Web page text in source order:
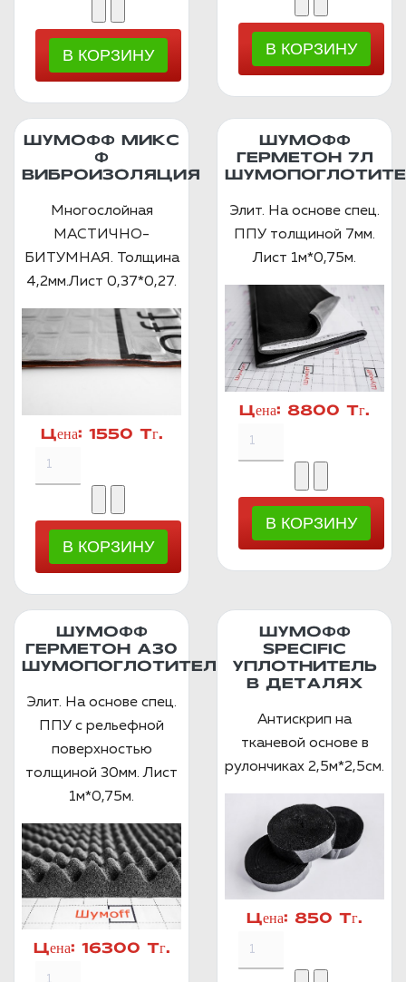
ШУМОФФ МИКС
Ф
ВИБРОИЗОЛЯЦИЯ
Многослойная
МАСТИЧНО-
БИТУМНАЯ. Толщина
4,2мм.Лист 0,37*0,27.
Цена: 1550 Тг.
ШУМОФФ
ГЕРМЕТОН 7Л
Элит. На основе спец.
ППУ толщиной 7мм.
Лист 1м*0,75м.
Цена: 8800 Тг.
ШУМОФФ
ГЕРМЕТОН А30
ШУМОПОГЛОТИТЕЛЬ
Элит. На основе спец.
ППУ с рельефной
поверхностью
толщиной 30мм. Лист
1м*0,75м.
Цена: 16300 Тг.
ШУМОФФ
SPECIFIC
УПЛОТНИТЕЛЬ
В ДЕТАЛЯХ
Антискрип на
тканевой основе в
рулончиках 2,5м*2,5см.
Цена: 850 Тг.